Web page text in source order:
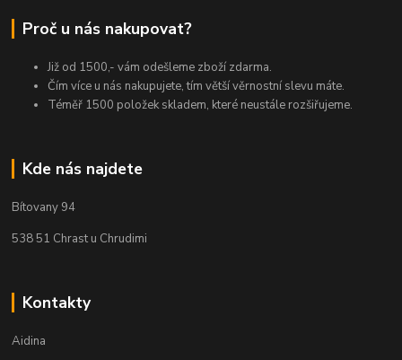
Proč u nás nakupovat?
Již od 1500,- vám odešleme zboží zdarma.
Čím více u nás nakupujete, tím větší věrnostní slevu máte.
Téměř 1500 položek skladem, které neustále rozšiřujeme.
Kde nás najdete
Bítovany 94
538 51 Chrast u Chrudimi
Kontakty
Aidina